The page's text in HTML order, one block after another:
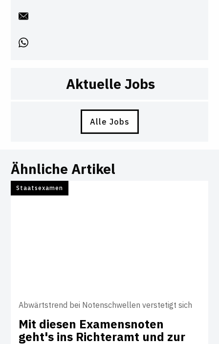
Aktuelle Jobs
Alle Jobs
Ähnliche Artikel
Staatsexamen
Abwärtstrend bei Notenschwellen verstetigt sich
Mit diesen Exa­mens­noten
geht's ins Rich­teramt und zur